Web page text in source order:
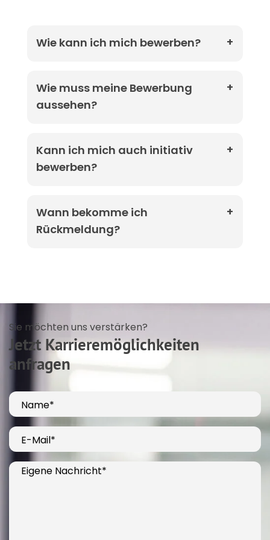
Wie kann ich mich bewerben?
Wie muss meine Bewerbung
aussehen?
Kann ich mich auch initiativ
bewerben?
Wann bekomme ich
Rückmeldung?
Jetzt Karrieremöglichkeiten
anfragen
Sie möchten uns verstärken?
Name*
E-Mail*
Eigene Nachricht*